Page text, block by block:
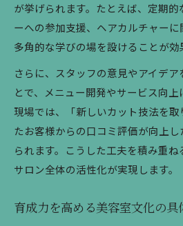
が挙げられます。たとえば、定期
ーへの参加支援、ヘアカルチャーに
多角的な学びの場を設けることが効
さらに、スタッフの意見やアイデ
とで、メニュー開発やサービス向
現場では、「新しいカット技法を
たお客様からの口コミ評価が向上
られます。こうした工夫を積み重
サロン全体の活性化が実現します。
育成力を高める美容室文化の具